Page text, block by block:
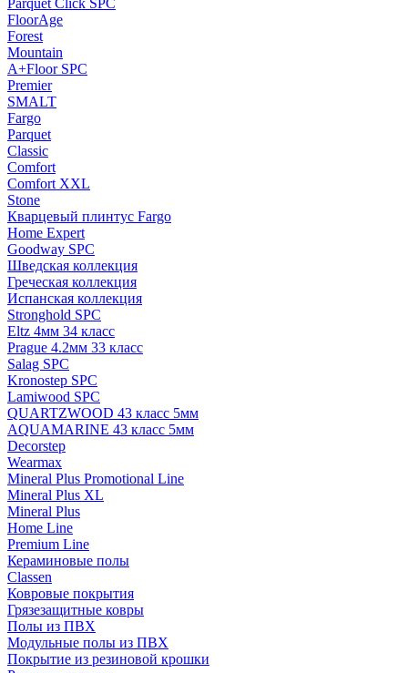
Parquet Click SPC
FloorAge
Forest
Mountain
A+Floor SPC
Premier
SMALT
Fargo
Parquet
Classic
Comfort
Comfort XXL
Stone
Кварцевый плинтус Fargo
Home Expert
Goodway SPC
Шведская коллекция
Греческая коллекция
Испанская коллекция
Stronghold SPC
Eltz 4мм 34 класс
Prague 4.2мм 33 класс
Salag SPC
Kronostep SPC
Lamiwood SPC
QUARTZWOOD 43 класс 5мм
AQUAMARINE 43 класс 5мм
Decorstep
Wearmax
Mineral Plus Promotional Line
Mineral Plus XL
Mineral Plus
Home Line
Premium Line
Кераминовые полы
Classen
Ковровые покрытия
Грязезащитные ковры
Полы из ПВХ
Модульные полы из ПВХ
Покрытие из резиновой крошки